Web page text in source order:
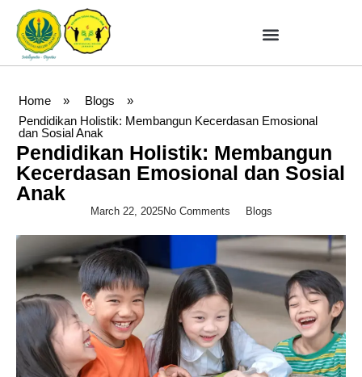
Home » Blogs
»
Pendidikan Holistik: Membangun Kecerdasan Emosional
dan Sosial Anak
Pendidikan Holistik: Membangun
Kecerdasan Emosional dan Sosial
Anak
March 22, 2025No Comments Blogs